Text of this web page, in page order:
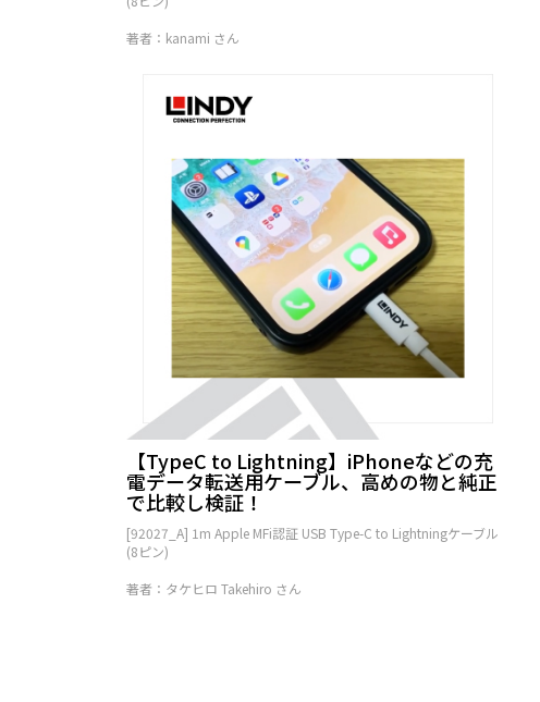
著者：kanami さん
【TypeC to Lightning】iPhoneなどの充
電データ転送用ケーブル、高めの物と純正
で比較し検証！
[92027_A] 1m Apple MFi認証 USB Type-C to Lightningケーブル
(8ピン)
著者：タケヒロ Takehiro さん